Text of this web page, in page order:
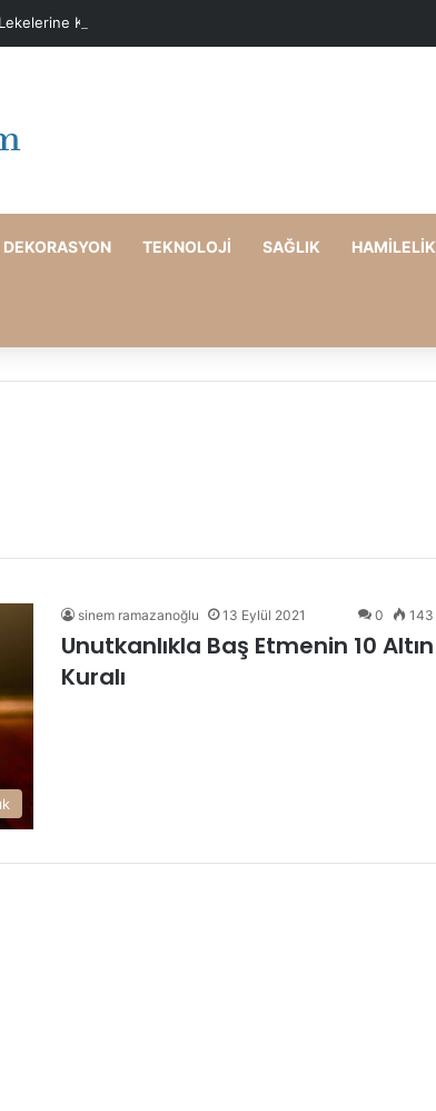
Karşı Evde Maske Önerileri
DEKORASYON TEKNOLOJI SAĞLIK HAMILELIK
sinem ramazanoğlu 13 Eylül 2021 0 143
Unutkanlıkla Baş Etmenin 10 Altın
Kuralı